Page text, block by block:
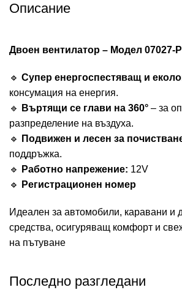
Описание
Двоен вентилатор – Модел 07027-
🔹 Супер енергоспестяващ и
консумация на енергия.
🔹
Въртящи се глави на 360° – за
разпределение на въздуха.
🔹
Подвижен и лесен за
поддръжка.
🔹
Работно напрежение: 12V
🔹
Регистрационен номер
Идеален за автомобили, каравани и
средства, осигуряващ комфорт и
на пътуване
Последно разгледани